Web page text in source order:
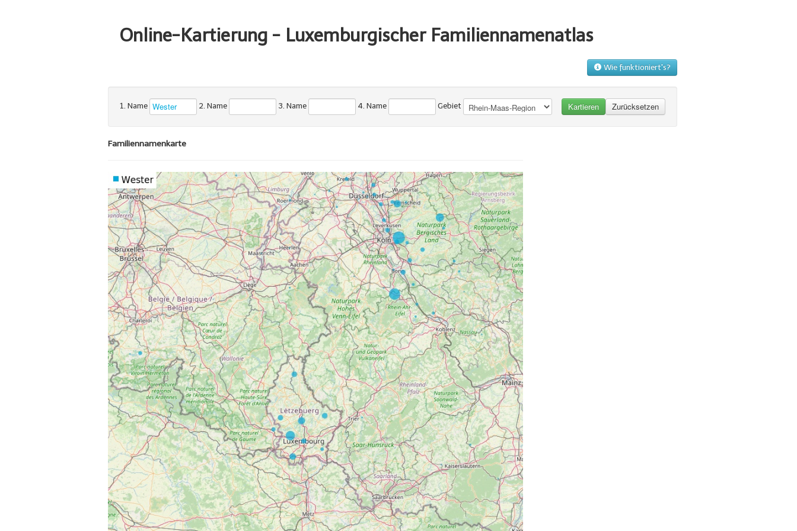
Online-Kartierung - Luxemburgischer Familiennamenatlas
Wie funktioniert's?
1. Name 2. Name 3. Name 4. Name Gebiet
Familiennamenkarte